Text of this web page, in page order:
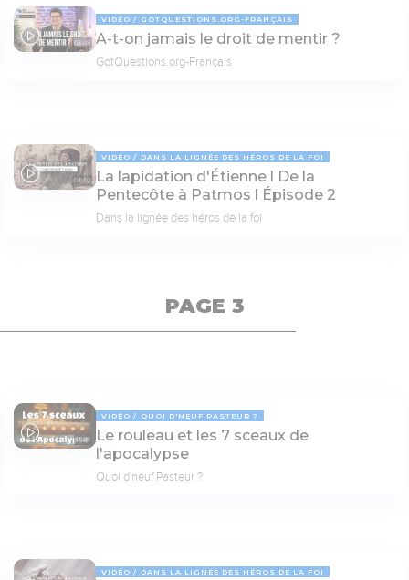
03:08
VIDÉO GOTQUESTIONS.ORG-FRANÇAIS
A-t-on jamais le droit de mentir ?
GotQuestions.org-Français
04:40
VIDÉO DANS LA LIGNÉE DES HÉROS DE LA FOI
La lapidation d'Étienne l De la
Pentecôte à Patmos l Épisode 2
Dans la lignée des héros de la foi
PAGE 3
17:03
VIDÉO QUOI D'NEUF PASTEUR ?
Le rouleau et les 7 sceaux de
l'apocalypse
Quoi d'neuf Pasteur ?
VIDÉO DANS LA LIGNÉE DES HÉROS DE LA FOI